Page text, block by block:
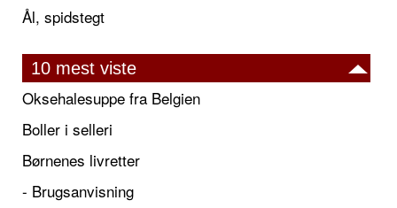
Ål, spidstegt
10 mest viste
Oksehalesuppe fra Belgien
Boller i selleri
Børnenes livretter
- Brugsanvisning